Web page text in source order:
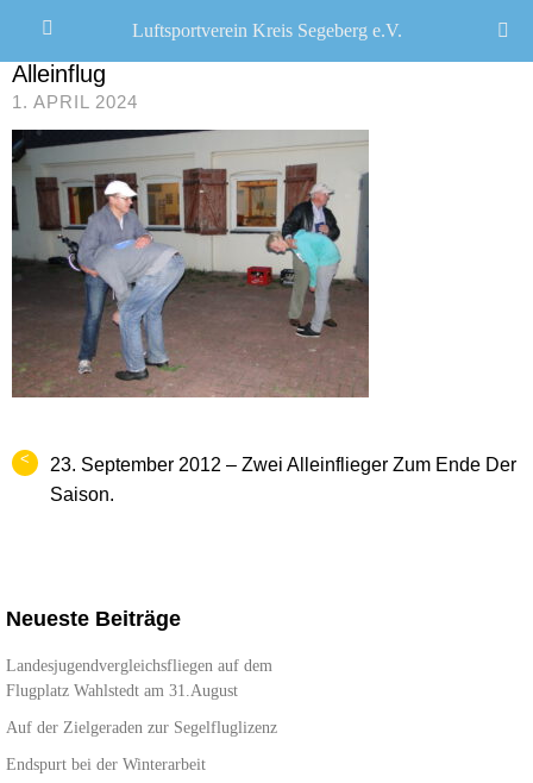
Alleinflug
1. APRIL 2024
<
23. September 2012 – Zwei Alleinflieger Zum Ende Der
Saison.
Neueste Beiträge
Landesjugendvergleichsfliegen auf dem
Flugplatz Wahlstedt am 31.August
Auf der Zielgeraden zur Segelfluglizenz
Endspurt bei der Winterarbeit
Luftsportverein Kreis Segeberg e.V.